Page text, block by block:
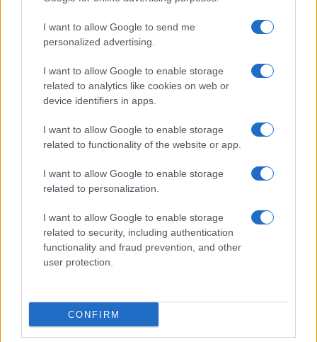
I want to allow Google to send me
personalized advertising.
I want to allow Google to enable storage
related to analytics like cookies on web or
device identifiers in apps.
I want to allow Google to enable storage
related to functionality of the website or app.
I want to allow Google to enable storage
related to personalization.
I want to allow Google to enable storage
related to security, including authentication
functionality and fraud prevention, and other
user protection.
CONFIRM
Come riconoscere un capo originale sui marketplace
in 10 passi
GUIDE SHOPPING